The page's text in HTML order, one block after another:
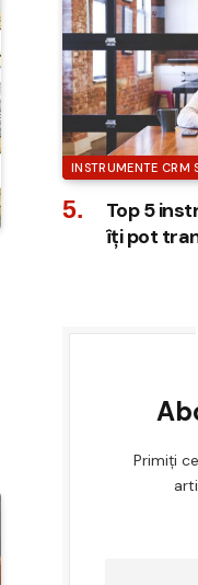
INSTRUMENTE CRM
Top 5
îți pot
Primiți